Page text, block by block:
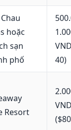
hoặc
sạn
phố
40)
Resort
VND